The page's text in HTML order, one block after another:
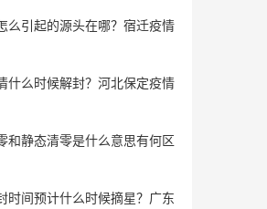
么引起的源头在哪？宿迁疫情
什么时候解封？河北保定疫情
和静态清零是什么意思有何区
时间预计什么时候摘星？广东